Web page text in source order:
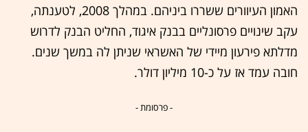
האמון העיוורים ששררו ביניהם. במהלך 2008, לטענתה,
עקב שינויים פרסונליים בבנק איגוד, החליט הבנק לדרוש
מדלתא פירעון מיידי של האשראי שניתן לה במשך שנים.
חובה עמד אז על כ-10 מיליון דולר.
- פרסומת -